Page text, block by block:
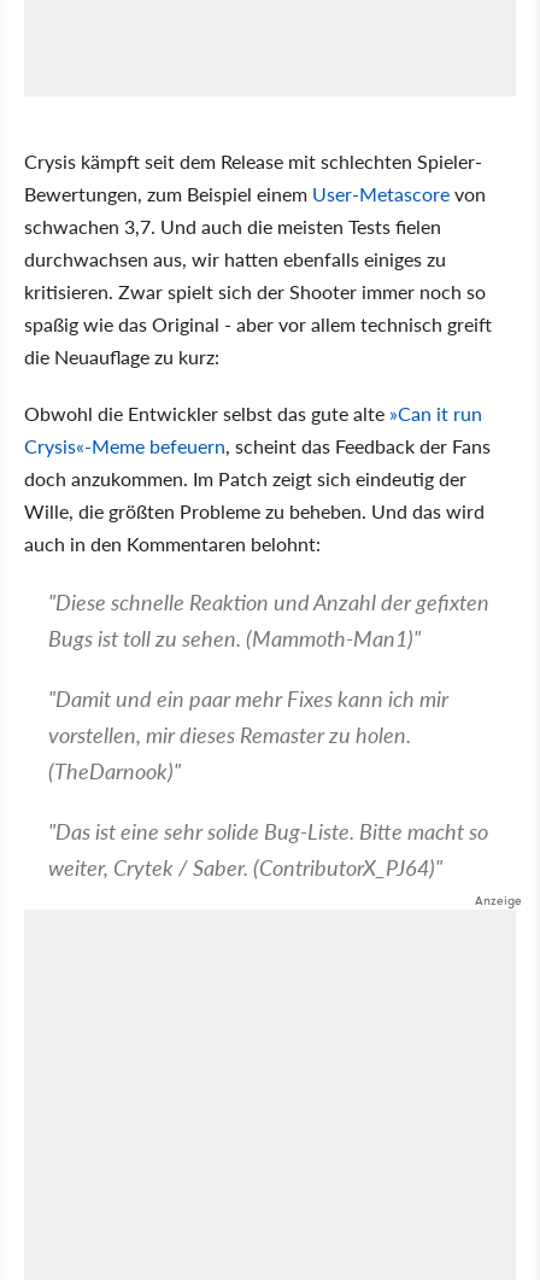
Crysis kämpft seit dem Release mit schlechten Spieler-
Bewertungen, zum Beispiel einem User-Metascorevon
schwachen 3,7. Und auch die meisten Tests fielen
durchwachsen aus, wir hatten ebenfalls einiges zu
kritisieren. Zwar spielt sich der Shooter immer noch so
spaßig wie das Original - aber vor allem technisch greift
die Neuauflage zu kurz:
Obwohl die Entwickler selbst das gute alte »Can it run
Crysis«-Meme befeuern, scheint das Feedback der Fans
doch anzukommen. Im Patch zeigt sich eindeutig der
Wille, die größten Probleme zu beheben. Und das wird
auch in den Kommentaren belohnt:
"Diese schnelle Reaktion und Anzahl der gefixten
Bugs ist toll zu sehen. (Mammoth-Man1)"
"Damit und ein paar mehr Fixes kann ich mir
vorstellen, mir dieses Remaster zu holen.
(TheDarnook)"
"Das ist eine sehr solide Bug-Liste. Bitte macht so
weiter, Crytek / Saber. (ContributorX_PJ64)"